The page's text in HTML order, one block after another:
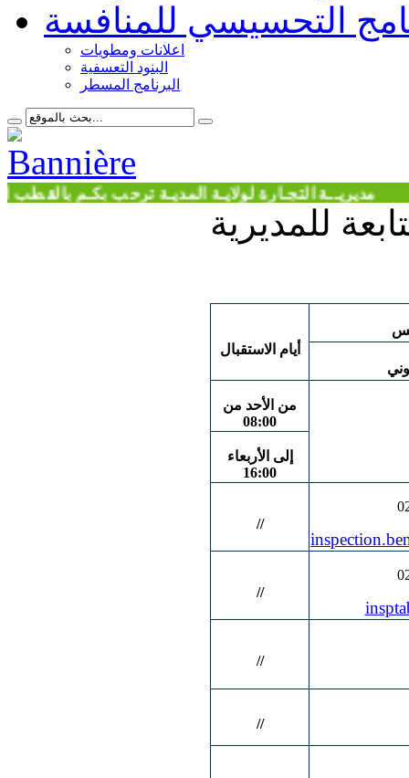
التحسيسي للمنافسة
اعلانات ومطويات
البنود التعسفية
البرنامج المسطر
التجـارة لولايـة المديـة ترحب بكـم بالقطب الحضـري
للمديرية
أيام الاستقبال
من الأحد من
08:00
إلى الأربعاء
16:00
//
//
//
//